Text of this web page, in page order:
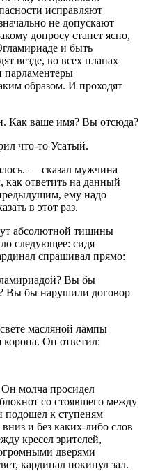
исправляют
не допускают
допросу станет ясно,
и быть
везде, во всех планах
парламентеры
образом. И проходят
Как ваше имя? Вы отсюда?
что-то Усатый.
— сказал мужчина
ответить на данный
ему надо
в этот раз.
абсолютной тишины
следующее: сидя
спрашивал прямо:
Вы бы
Вы бы нарушили договор
масляной лампы
корона. Он ответил:
Он молча просидел
со стоявшего между
подошел к ступеням
и без каких-либо слов
кресел зрителей,
дверями
кардинал покинул зал.